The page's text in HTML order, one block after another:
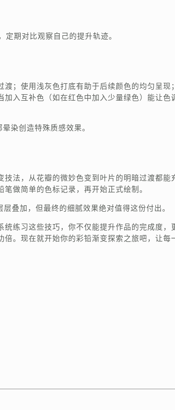
期对比观察自己的提升轨迹。
；使用浅灰色打底有助于后续颜色的均匀呈现
入互补色（如在红色中加入少量绿色）能让色
染创造特殊质感效果。
法，从花瓣的微妙色变到叶片的明暗过渡都能
做简单的色标记录，再开始正式绘制。
叠加，但最终的细腻效果绝对值得这份付出。
练习这些技巧，你不仅能提升作品的完成度，
。现在就开始你的彩铅渐变探索之旅吧，让每